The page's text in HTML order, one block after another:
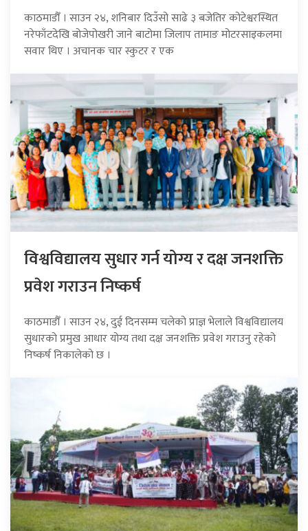
काठमाडौँ । साउन २४, शनिबार दिउँसो साढे ३ बजेतिर कोटेश्वरस्थित
नरेफाँटदेखि बोजेपोखरी जाने बाटोमा जिलाप तामाङ मोटरसाइकलमा
सवार थिए । अचानक चार स्कुटर र एक
विश्वविद्यालय सुधार गर्न योग्य र दक्ष जनशक्ति
प्रवेश गराउन निष्कर्ष
काठमाडौँ । साउन २४, दुई दिनसम्म चलेको प्राज्ञ भेलाले विश्वविद्यालय
सुधारको प्रमुख आधार योग्य तथा दक्ष जनशक्ति प्रवेश गराउनु रहेको
निष्कर्ष निकालेको छ ।